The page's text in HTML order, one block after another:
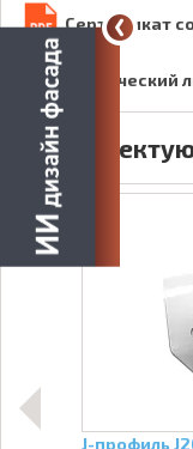
Сертификат
Технический
J-профиль